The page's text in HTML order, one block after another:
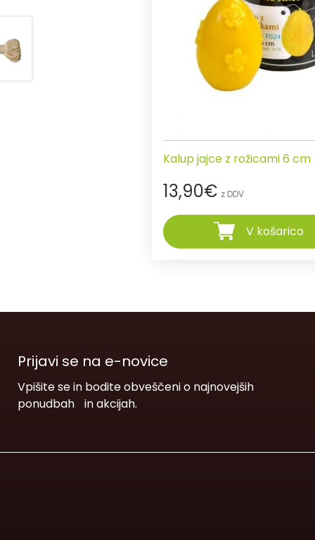
Kalup jajce z rožicami 6 cm
13,90€ z DDV
V košarico
Prijavi se na e-novice
Vpišite se in bodite obveščeni o najnovejših
ponudbah in akcijah.